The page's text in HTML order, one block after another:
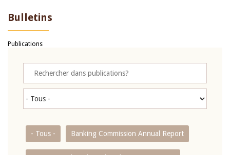
Bulletins
Publications
- Tous - Banking Commission Annual Report